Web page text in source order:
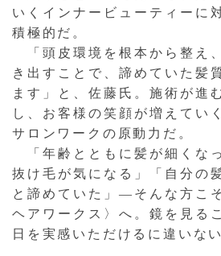
いくインナービューティーに
積極的だ。
「頭皮環境を根本から整え
き出すことで、諦めていた髪
ます」と、佐藤氏。施術が進
し、お客様の笑顔が増えてい
サロンワークの原動力だ。
「年齢とともに髪が細くな
抜け毛が気になる」「自分の
と諦めていた」—そんな方こ
ヘアワークス〉へ。鏡を見る
日を実感いただけるに違いない